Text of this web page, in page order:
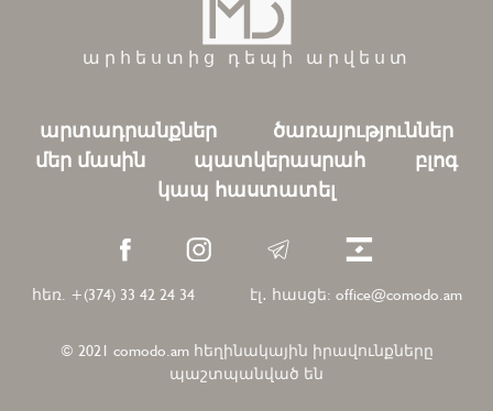
արհեստից դեպի արվեստ
արտադրանքներ
ծառայություններ
մեր մասին
պատկերասրահ
բլոգ
կապ հաստատել
հեռ. +(374) 33 42 24 34 էլ․ հասցե: office@comodo.am
© 2021 comodo.am հեղինակային իրավունքները
պաշտպանված են